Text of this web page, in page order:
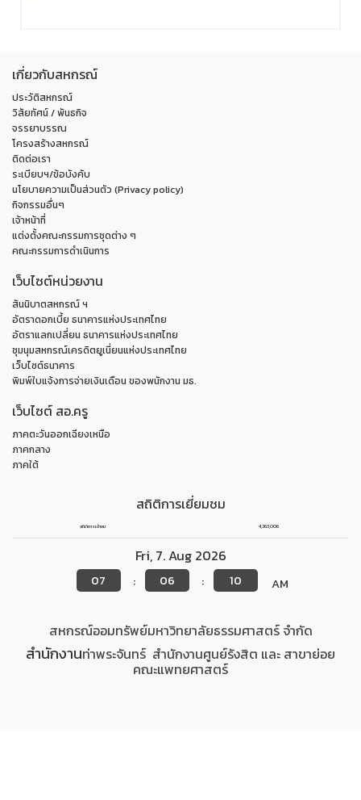
เกี่ยวกับสหกรณ์
ประวัติสหกรณ์
วิสัยทัศน์ / พันธกิจ
จรรยาบรรณ
โครงสร้างสหกรณ์
ติดต่อเรา
ระเบียบฯ/ข้อบังคับ
นโยบายความเป็นส่วนตัว (Privacy policy)
กิจกรรมอื่นๆ
เจ้าหน้าที่
แต่งตั้งคณะกรรมการชุดต่าง ๆ
คณะกรรมการดำเนินการ
เว็บไซต์หน่วยงาน
สันนิบาตสหกรณ์ ฯ
อัตราดอกเบี้ย ธนาคารแห่งประเทศไทย
อัตราแลกเปลี่ยน ธนาคารแห่งประเทศไทย
ชุมนุมสหกรณ์เครดิตยูเนี่ยนแห่งประเทศไทย
เว็บไซต์ธนาคาร
พิมพ์ใบแจ้งการจ่ายเงินเดือน ของพนักงาน มธ.
เว็บไซต์ สอ.ครู
ภาคตะวันออกเฉียงเหนือ
ภาคกลาง
ภาคใต้
สถิติการเยี่ยมชม
สถิติการเข้าชม 4,263,006
Fri, 7. Aug 2026
07 : 06 : 10 AM
สหกรณ์ออมทรัพย์มหาวิทยาลัยธรรมศาสตร์ จำกัด
สำนักงานท่าพระจันทร์ สำนักงานศูนย์รังสิต และ สาขาย่อย
คณะแพทยศาสตร์